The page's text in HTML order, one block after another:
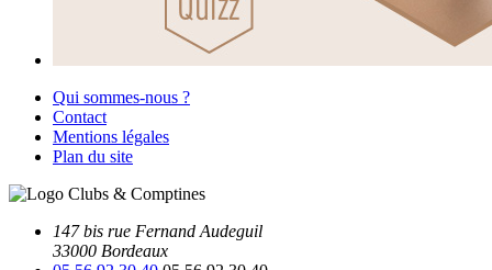
Qui sommes-nous ?
Contact
Mentions légales
Plan du site
147 bis rue Fernand Audeguil
33000 Bordeaux